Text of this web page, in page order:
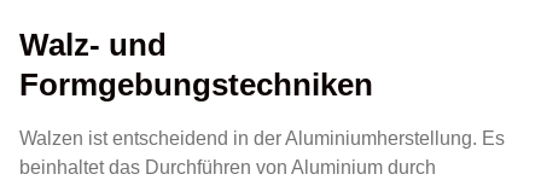
Walz- und
Formgebungstechniken
Walzen ist entscheidend in der Aluminiumherstellung. Es
beinhaltet das Durchführen von Aluminium durch